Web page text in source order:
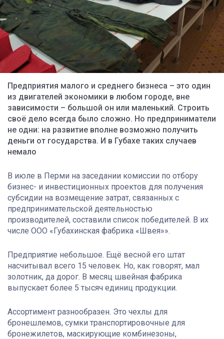
Предприятия малого и среднего бизнеса – это один
из двигателей экономики в любом городе, вне
зависимости – большой он или маленький. Строить
своё дело всегда было сложно. Но предприниматели
не одни: на развитие вполне возможно получить
деньги от государства. И в Губахе таких случаев
немало
В июле в Перми на заседании комиссии по отбору
бизнес- и инвестиционных проектов для получения
субсидии на возмещение затрат, связанных с
предпринимательской деятельностью
производителей, составили список победителей. В их
числе ООО «Губахинская фабрика «Швея»».
Предприятие небольшое. Ещё весной его штат
насчитывал всего 15 человек. Но, как говорят, мал
золотник, да дорог. В месяц швейная фабрика
выпускает более 5 тысяч единиц продукции.
Ассортимент разнообразен. Это чехлы для
бронешлемов, сумки транспортировочные для
бронежилетов, маскирующие комбинезоны,